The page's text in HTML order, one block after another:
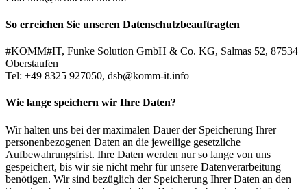
So erreichen Sie unseren Datenschutzbeauftragten
#KOMM#IT, Funke Solution GmbH & Co. KG, Salmas 52, 87534
Oberstaufen
Tel: +49 8325 927050, dsb@komm-it.info
Wie lange speichern wir Ihre Daten?
Wir halten uns bei der maximalen Dauer der Speicherung Ihrer
personenbezogenen Daten an die jeweilige gesetzliche
Aufbewahrungsfrist. Ihre Daten werden nur so lange von uns
gespeichert, bis wir sie nicht mehr für unsere Datenverarbeitung
benötigen. Wir sind bezüglich der Speicherung Ihrer Daten an den